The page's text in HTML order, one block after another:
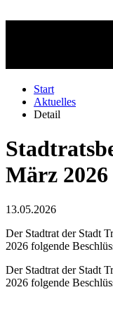
Start
Aktuelles
Detail
März 2026
13.05.2026
Der Stadtrat der Stadt
2026 folgende
Der Stadtrat der Stadt
2026 folgende